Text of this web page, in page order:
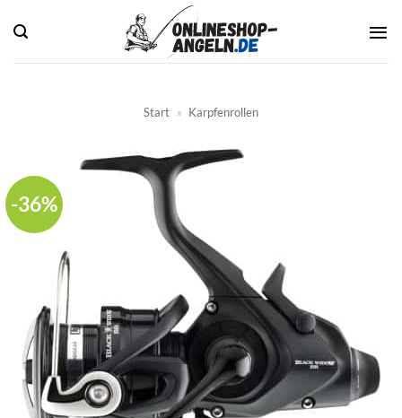
Inhalt
springen
Start » Karpfenrollen
-36%